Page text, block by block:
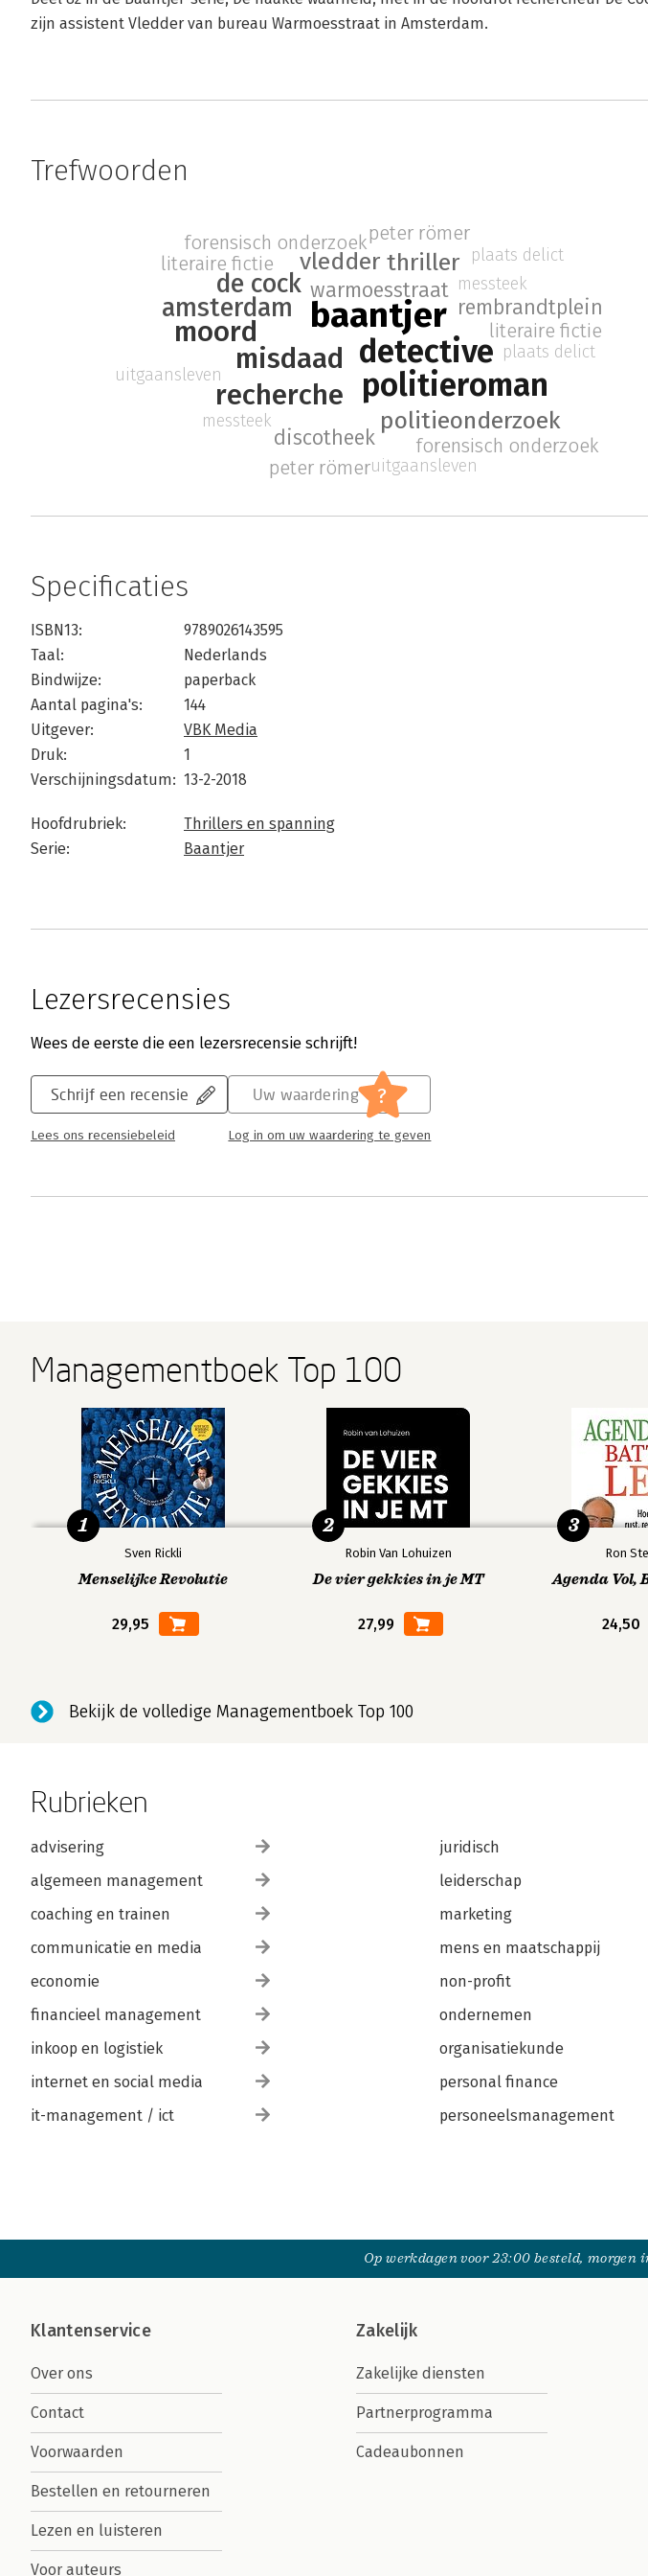
zijn assistent Vledder van bureau Warmoesstraat in Amsterdam.
Trefwoorden
baantjer
detective
politieroman
misdaad
recherche
moord
amsterdam
de cock
vledder thriller
politieonderzoek
rembrandtplein
warmoesstraat
discotheek
messteek
literaire fictie
forensisch onderzoek
plaats delict
uitgaansleven
peter römer
messteek
literaire fictie
forensisch onderzoek
plaats delict
uitgaansleven
peter römer
Specificaties
ISBN13:
9789026143595
Taal:
Nederlands
Bindwijze:
paperback
Aantal pagina's:
144
Uitgever:
VBK Media
Druk:
1
Verschijningsdatum: 13-2-2018
Hoofdrubriek:
Thrillers en spanning
Serie:
Baantjer
Lezersrecensies
Wees de eerste die een lezersrecensie schrijft!
Schrijf een recensie
Lees ons recensiebeleid
Uw waardering ?
Log in om uw waardering te geven
Managementboek Top 100
Sven Rickli
Menselijke Revolutie
29,95
1
Robin Van Lohuizen
De vier gekkies in je MT
27,99
2
Ron
Agenda Vol,
24,50
3
Bekijk de volledige Managementboek Top 100
Rubrieken
advisering
algemeen management
coaching en trainen
communicatie en media
economie
financieel management
inkoop en logistiek
internet en social media
it-management / ict
juridisch
leiderschap
marketing
mens en maatschappij
non-profit
ondernemen
organisatiekunde
personal finance
personeelsmanagement
Op werkdagen voor 23:00 besteld, morgen
Klantenservice
Over ons
Contact
Voorwaarden
Bestellen en retourneren
Lezen en luisteren
Voor auteurs
Zakelijk
Zakelijke diensten
Partnerprogramma
Cadeaubonnen